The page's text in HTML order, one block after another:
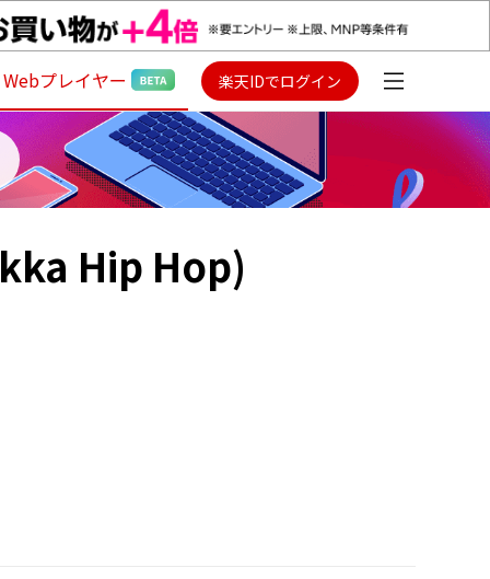
Webプレイヤー 楽天IDでログイン
Hip Hop)